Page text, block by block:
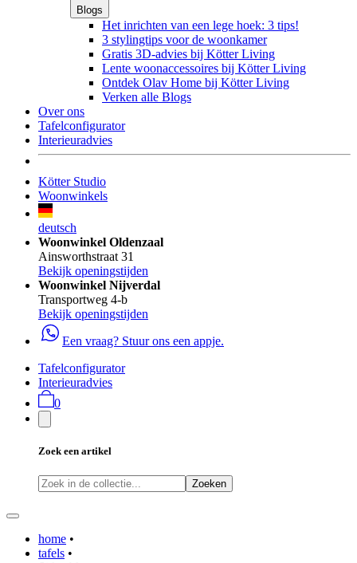
Blogs
Het inrichten van een lege hoek: 3 tips!
3 stylingtips voor de woonkamer
Gratis 3D-advies bij Kötter Living
Lente woonaccessoires bij Kötter Living
Ontdek Olav Home bij Kötter Living
Verken alle Blogs
Over ons
Tafelconfigurator
Interieuradvies
Kötter Studio
Woonwinkels
deutsch
Woonwinkel Oldenzaal
Ainsworthstraat 31
Bekijk openingstijden
Woonwinkel Nijverdal
Transportweg 4-b
Bekijk openingstijden
Een vraag? Stuur ons een appje.
Tafelconfigurator
Interieuradvies
0
Zoek een artikel
Zoeken
home •
tafels •